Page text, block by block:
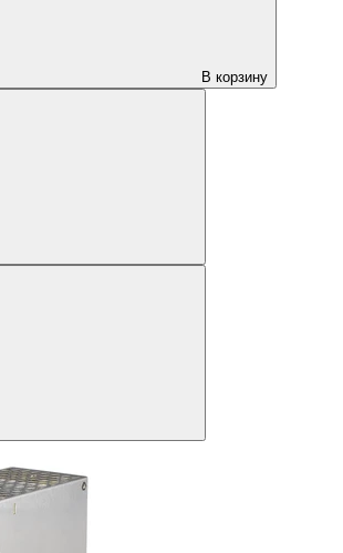
В корзину